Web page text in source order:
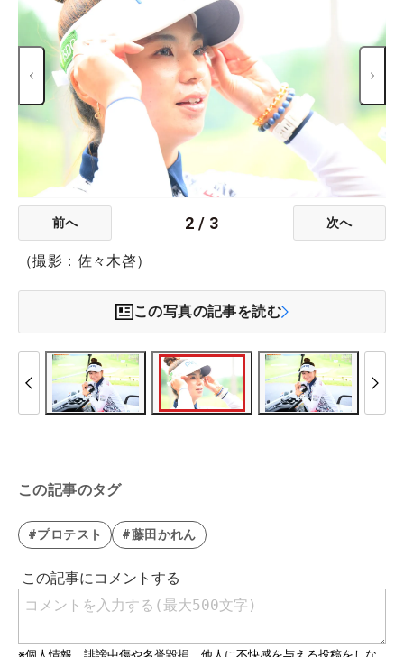
前へ 2 / 3 次へ
（撮影：佐々木啓）
この写真の記事を読む
この記事のタグ
#プロテスト #藤田かれん